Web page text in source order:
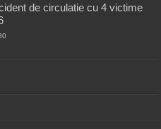
de circulatie cu 4 victime